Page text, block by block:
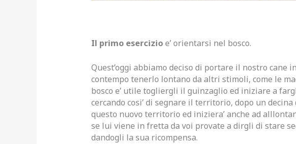
Il primo esercizioe’ orientarsi nel bosco.
Quest’oggi abbiamo deciso di portare il nostro
contempo tenerlo lontano da altri stimoli, come le
bosco e’ utile togliergli il guinzaglio ed iniziare a
cercando cosi’ di segnare il territorio, dopo un
questo nuovo territorio ed iniziera’ anche ad
se lui viene in fretta da voi provate a dirgli di stare
dandogli la sua ricompensa.